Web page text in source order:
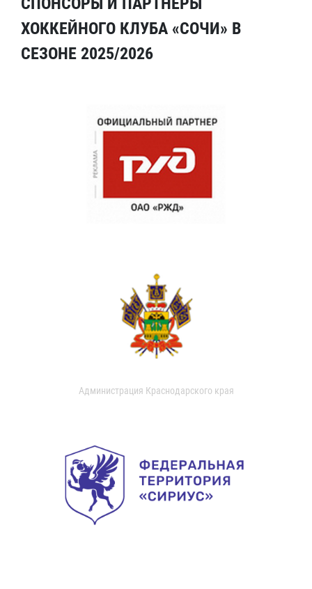
ХОККЕЙНОГО КЛУБА «СОЧИ» В
СЕЗОНЕ 2025/2026
Администрация Краснодарского края